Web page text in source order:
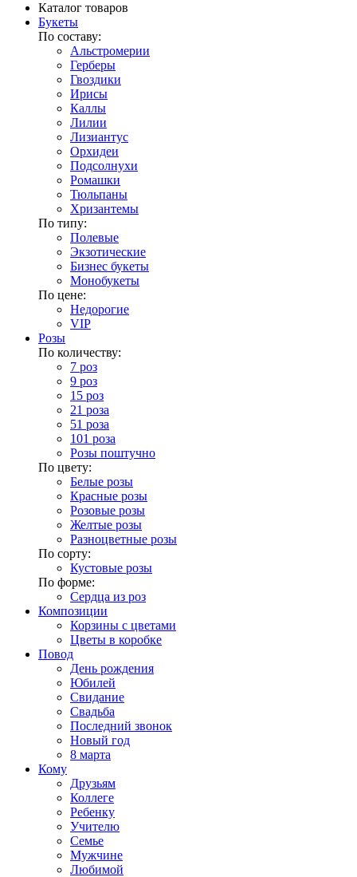
Каталог товаров
Букеты
По составу:
Альстромерии
Герберы
Гвоздики
Ирисы
Каллы
Лилии
Лизиантус
Орхидеи
Подсолнухи
Ромашки
Тюльпаны
Хризантемы
По типу:
Полевые
Экзотические
Бизнес букеты
Монобукеты
По цене:
Недорогие
VIP
Розы
По количеству:
7 роз
9 роз
15 роз
21 роза
51 роза
101 роза
Розы поштучно
По цвету:
Белые розы
Красные розы
Розовые розы
Желтые розы
Разноцветные розы
По сорту:
Кустовые розы
По форме:
Сердца из роз
Композиции
Корзины с цветами
Цветы в коробке
Повод
День рождения
Юбилей
Свидание
Свадьба
Последний звонок
Новый год
8 марта
Кому
Друзьям
Коллеге
Ребенку
Учителю
Семье
Мужчине
Любимой